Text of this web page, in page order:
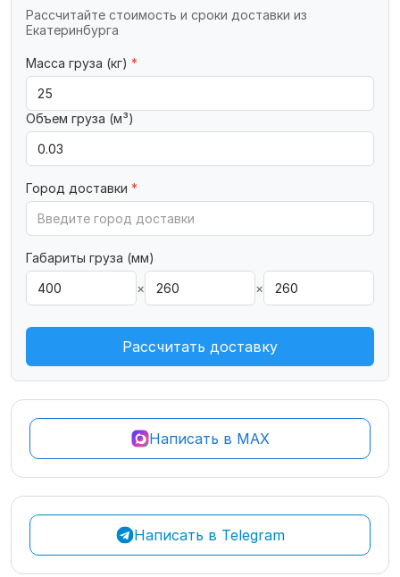
Рассчитайте стоимость и сроки доставки из
Екатеринбурга
Масса груза (кг) *
Объем груза (м³)
Город доставки *
Габариты груза (мм)
×
×
Рассчитать доставку
Написать в MAX
Написать в Telegram